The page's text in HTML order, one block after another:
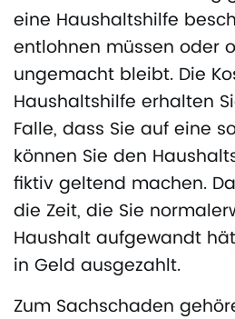
eine Haushaltshilfe
entlohnen müssen oder
ungemacht bleibt. Die
Haushaltshilfe erhalten
Falle, dass Sie auf eine
können Sie den
fiktiv geltend machen.
die Zeit, die Sie
Haushalt aufgewandt
in Geld ausgezahlt.
Zum Sachschaden